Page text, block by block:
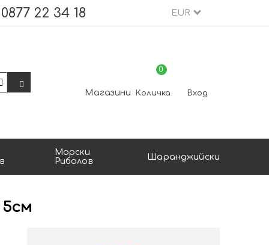
0877 22 34 18 EUR
Магазини Количка
0
Вход
Морски
Риболов
Шаранджийски
5см